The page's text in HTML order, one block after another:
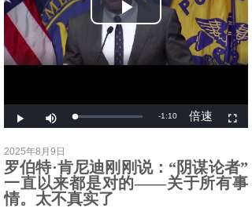
2025年8 月 9 日
罗伯特·肯尼迪刚刚说：“阴谋论者”
一直以来都是对的——关于所有事
情。太不真实了